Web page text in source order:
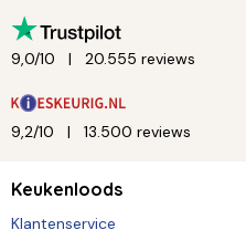
9,0/10 20.555 reviews
9,2/10 13.500 reviews
Keukenloods
Klantenservice